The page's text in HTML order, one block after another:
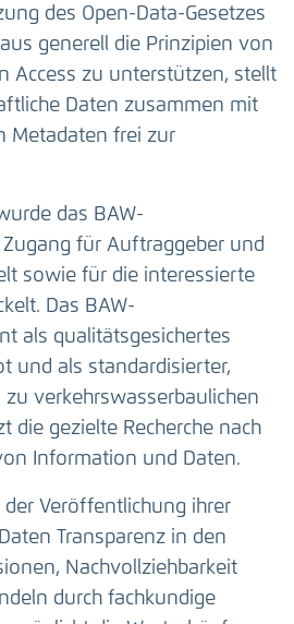
des Open-Data-Gesetzes
generell die Prinzipien von
Access zu unterstützen, stellt
Daten zusammen mit
Metadaten frei zur
das BAW-
für Auftraggeber und
sowie für die interessierte
Das BAW-
als qualitätsgesichertes
und als standardisierter,
verkehrswasserbaulichen
die gezielte Recherche nach
Information und Daten.
Veröffentlichung ihrer
Transparenz in den
Nachvollziehbarkeit
durch fachkundige